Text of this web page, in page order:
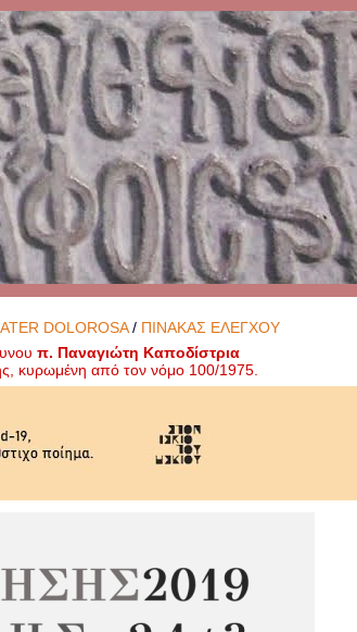
DOLOROSA/ ΠΙΝΑΚΑΣ ΕΛΕΓΧΟΥ
π. Παναγιώτη Καποδίστρια
κυρωμένη από τον νόμο 100/1975.